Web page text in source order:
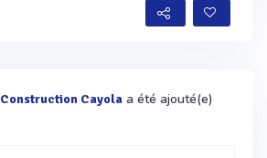
Construction Cayola a été ajouté(e)